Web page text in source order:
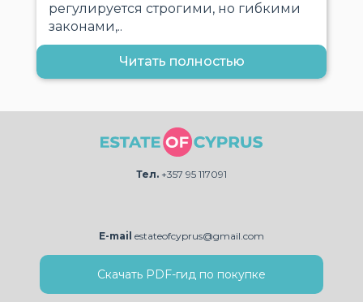
регулируется строгими, но гибкими
законами,..
Читать полностью
Тел. +357 95 117091
E-mail estateofcyprus@gmail.com
Скачать PDF-гид по покупке